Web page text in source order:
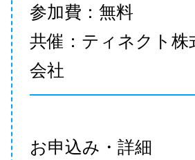
参加費：無料
共催：ティネクト
会社
お申込み・詳細